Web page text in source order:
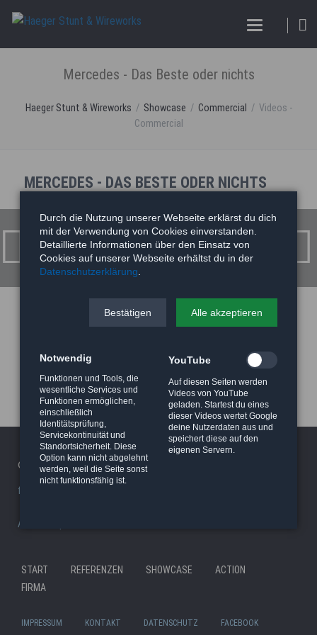
Mercedes - Das Beste oder nichts
Haeger Stunt & Wireworks Showcase Commercial
Videos -
Commercial
MERCEDES - DAS BESTE ODER NICHTS
© 2026 Haeger Stunt & Wireworks Ltd. - Berlin
facility/studio
AP8actionpact
START REFERENZEN SHOWCASE
ACTION
FIRMA
überspringen
IMPRESSUM KONTAKT DATENSCHUTZ FACEBOOK
Durch die Nutzung unserer Webseite erklärst du dich
mit der Verwendung von Cookies einverstanden.
Detaillierte Informationen über den Einsatz von
Cookies auf unserer Webseite erhältst du in der
Datenschutzerklärung.
Bestätigen Alle akzeptieren
Notwendig
Funktionen und Tools, die
wesentliche Services und
Funktionen ermöglichen,
einschließlich
Identitätsprüfung,
Servicekontinuität und
Standortsicherheit. Diese
Option kann nicht abgelehnt
werden, weil die Seite sonst
nicht funktionsfähig ist.
YouTube
Auf diesen Seiten werden
Videos von YouTube
geladen. Startest du eines
dieser Videos wertet Google
deine Nutzerdaten aus und
speichert diese auf den
eigenen Servern.